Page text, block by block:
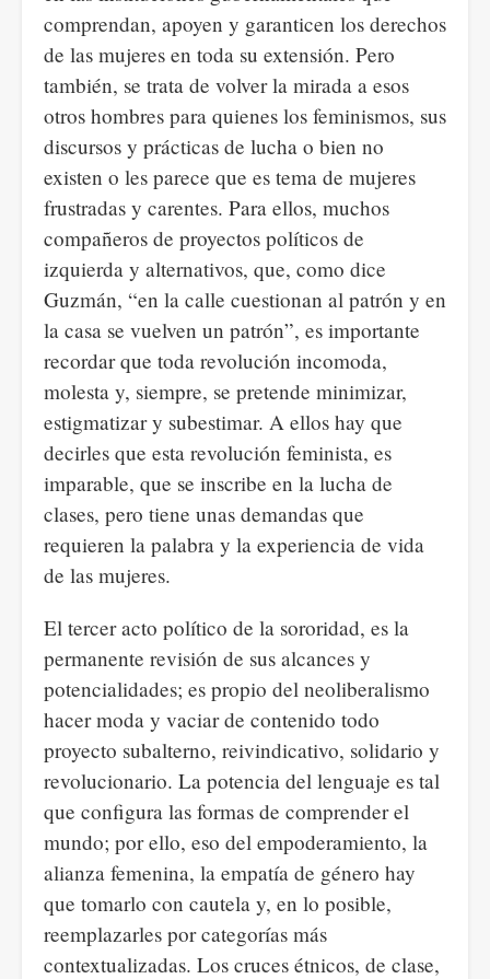
comprendan, apoyen y garanticen los derechos
de las mujeres en toda su extensión. Pero
también, se trata de volver la mirada a esos
otros hombres para quienes los feminismos, sus
discursos y prácticas de lucha o bien no
existen o les parece que es tema de mujeres
frustradas y carentes. Para ellos, muchos
compañeros de proyectos políticos de
izquierda y alternativos, que, como dice
Guzmán, “en la calle cuestionan al patrón y en
la casa se vuelven un patrón”, es importante
recordar que toda revolución incomoda,
molesta y, siempre, se pretende minimizar,
estigmatizar y subestimar. A ellos hay que
decirles que esta revolución feminista, es
imparable, que se inscribe en la lucha de
clases, pero tiene unas demandas que
requieren la palabra y la experiencia de vida
de las mujeres.
El tercer acto político de la sororidad, es la
permanente revisión de sus alcances y
potencialidades; es propio del neoliberalismo
hacer moda y vaciar de contenido todo
proyecto subalterno, reivindicativo, solidario y
revolucionario. La potencia del lenguaje es tal
que configura las formas de comprender el
mundo; por ello, eso del empoderamiento, la
alianza femenina, la empatía de género hay
que tomarlo con cautela y, en lo posible,
reemplazarles por categorías más
contextualizadas. Los cruces étnicos, de clase,